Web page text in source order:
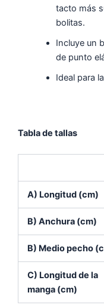
tacto más
bolitas.
Incluye un
de punto
Ideal para
Tabla de tallas
A) Longitud (cm)
B) Anchura (cm)
B) Medio pecho
C) Longitud de la
manga (cm)